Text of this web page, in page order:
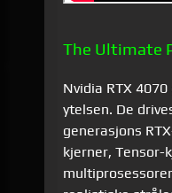
The Ultimate
Nvidia RTX
ytelsen. De
generasjons
kjerner, Tensor-